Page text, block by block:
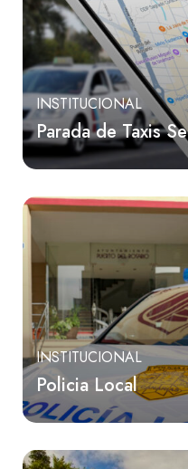
INSTITUCIONAL
Parada de Taxis
INSTITUCIONAL
Policia Local